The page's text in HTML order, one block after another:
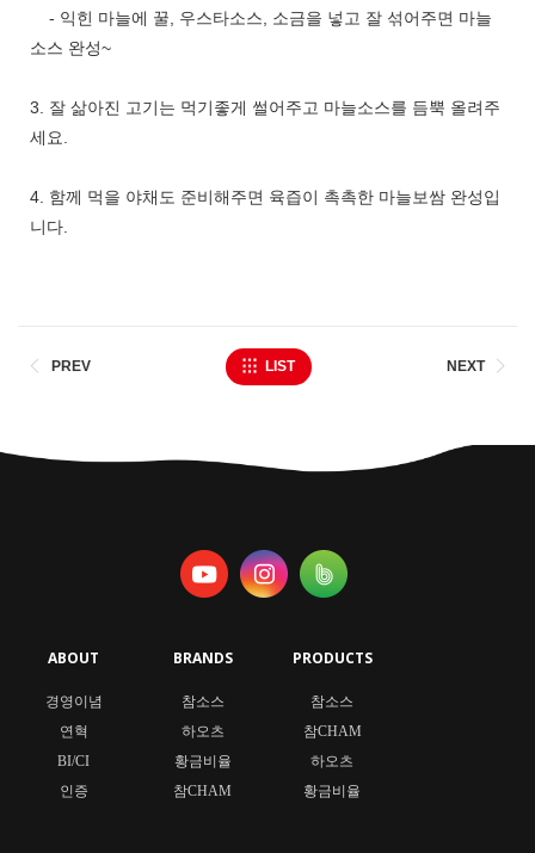
- 익힌 마늘에 꿀, 우스타소스, 소금을 넣고 잘 섞어주면 마늘
소스 완성~
3. 잘 삶아진 고기는 먹기좋게 썰어주고 마늘소스를 듬뿍 올려주
세요.
4. 함께 먹을 야채도 준비해주면 육즙이 촉촉한 마늘보쌈 완성입
니다.
PREV LIST NEXT
ABOUT
경영이념
연혁
BI/CI
인증
BRANDS
참소스
하오츠
황금비율
참CHAM
PRODUCTS
참소스
참CHAM
하오츠
황금비율